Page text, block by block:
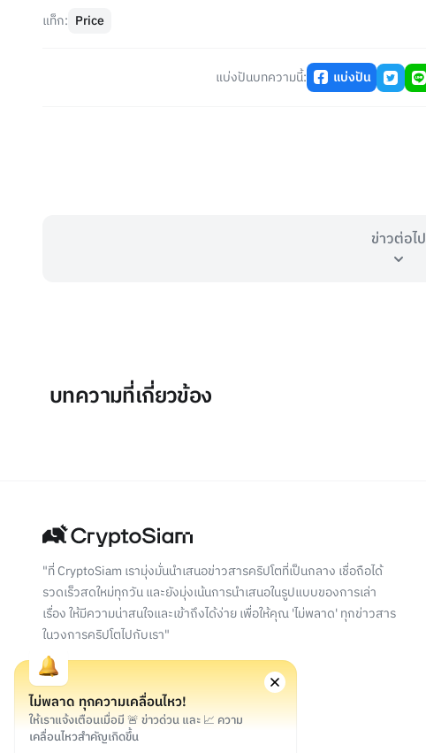
แท็ก: Price
แบ่งปันบทความนี้: แบ่งปัน
ข่าวต่อไป
บทความที่เกี่ยวข้อง
"ที่ CryptoSiam เรามุ่งมั่นนำเสนอข่าวสารคริปโตที่เป็นกลาง เชื่อถือได้
รวดเร็วสดใหม่ทุกวัน และยังมุ่งเน้นการนำเสนอในรูปแบบของการเล่า
เรื่อง ให้มีความน่าสนใจและเข้าถึงได้ง่าย เพื่อให้คุณ 'ไม่พลาด' ทุกข่าวสาร
ในวงการคริปโตไปกับเรา"
ไม่พลาด ทุกความเคลื่อนไหว!
ให้เราแจ้งเตือนเมื่อมี 🚨 ข่าวด่วน และ 📈 ความ
เคลื่อนไหวสำคัญเกิดขึ้น